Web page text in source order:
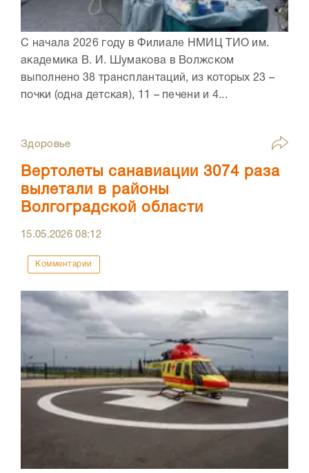
С начала 2026 году в Филиале НМИЦ ТИО им.
академика В. И. Шумакова в Волжском
выполнено 38 трансплантаций, из которых 23 –
почки (одна детская), 11 – печени и 4...
Здоровье
Вертолеты санавиации 3074 раза
вылетали в районы
Волгоградской области
15.05.202608:12
Комментарии